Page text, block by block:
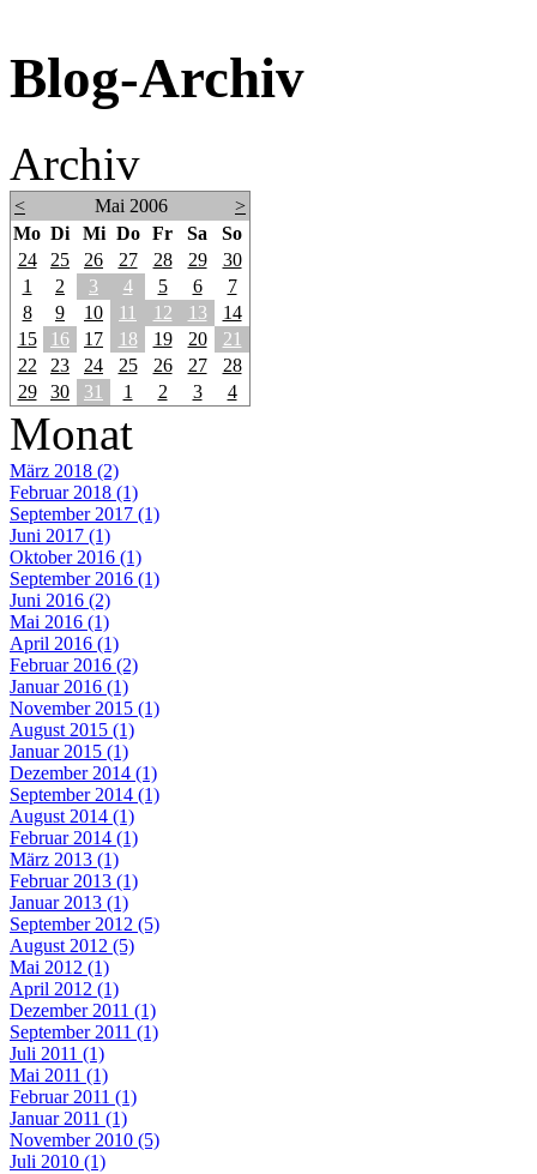
Blog-Archiv
Archiv
< Mai 2006
>
Mo Di Mi Do Fr Sa
So
24
25 26 27 28 29
30
1
2 3 4 5 6
7
8
9 10 11 12 13
14
15
16 17 18 19 20
21
22
23 24 25 26 27
28
29
30 31 1 2 3 4
Monat
März 2018 (2)
Februar 2018 (1)
September 2017 (1)
Juni 2017 (1)
Oktober 2016 (1)
September 2016 (1)
Juni 2016 (2)
Mai 2016 (1)
April 2016 (1)
Februar 2016 (2)
Januar 2016 (1)
November 2015 (1)
August 2015 (1)
Januar 2015 (1)
Dezember 2014 (1)
September 2014 (1)
August 2014 (1)
Februar 2014 (1)
März 2013 (1)
Februar 2013 (1)
Januar 2013 (1)
September 2012 (5)
August 2012 (5)
Mai 2012 (1)
April 2012 (1)
Dezember 2011 (1)
September 2011 (1)
Juli 2011 (1)
Mai 2011 (1)
Februar 2011 (1)
Januar 2011 (1)
November 2010 (5)
Juli 2010 (1)